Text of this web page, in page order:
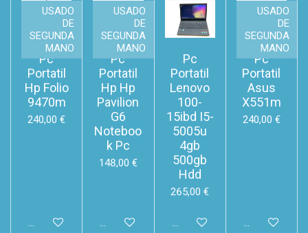
t
i
r
t
i
r
USADO
DE
SEGUNDA
MANO
Pc
Portatil
Hp Folio
9470m
240,00 €
Añadir al carrito
USADO
DE
SEGUNDA
MANO
Pc
Portatil
Hp Hp
Pavilion
G6
Noteboo
k Pc
148,00 €
Añadir al carrito
Pc
Portatil
Lenovo
100-
15ibd I5-
5005u
4gb
500gb
Hdd
265,00 €
Añadir al carrito
USADO
DE
SEGUNDA
MANO
Pc
Portatil
Asus
X551m
240,00 €
Añadir al